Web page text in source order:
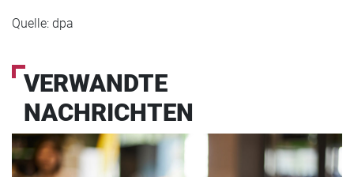
Quelle: dpa
VERWANDTE
NACHRICHTEN